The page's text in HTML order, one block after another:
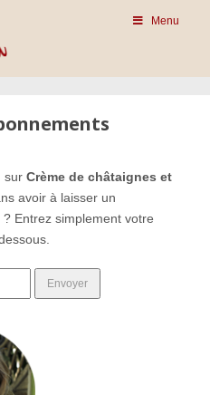
Menu
sur Crème de châtaignes et
avoir à laisser un
Entrez simplement votre